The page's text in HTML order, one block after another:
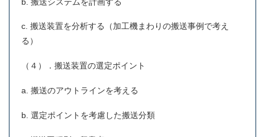
c. 搬送装置を分析する（加工機まわりの搬送事例で考え
る）
（４）．搬送装置の選定ポイント
a. 搬送のアウトラインを考える
b. 選定ポイントを考慮した搬送分類